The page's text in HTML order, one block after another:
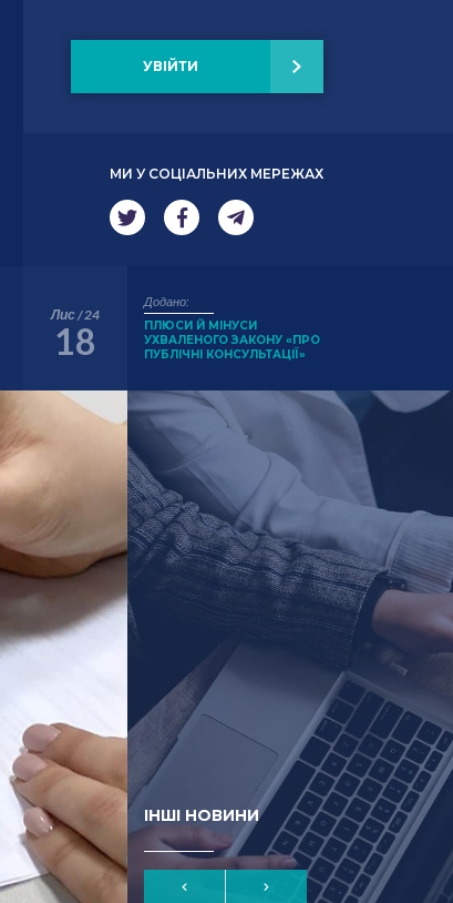
УВІЙТИ
МИ У СОЦІАЛЬНИХ МЕРЕЖАХ
Лис / 24
18
Додано:
ПЛЮСИ Й МІНУСИ
УХВАЛЕНОГО ЗАКОНУ «ПРО
ПУБЛІЧНІ КОНСУЛЬТАЦІЇ»
ІНШІ НОВИНИ